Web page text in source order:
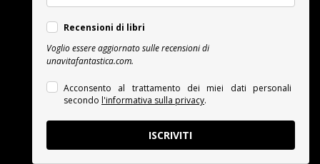
Recensioni di libri
Voglio essere aggiornato sulle recensioni di
unavitafantastica.com.
Acconsento al trattamento dei miei dati personali
secondo l'informativa sulla privacy.
ISCRIVITI